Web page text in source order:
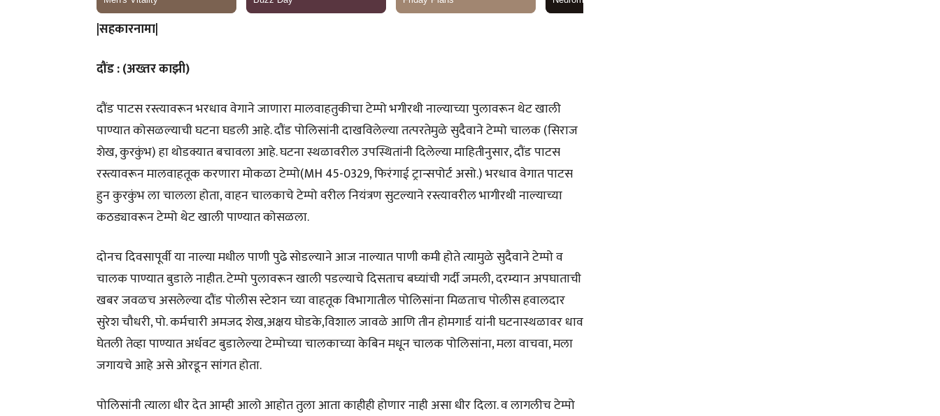
|सहकारनामा|
दौंड : (अख्तर काझी)
दौंड पाटस रस्त्यावरून भरधाव वेगाने जाणारा मालवाहतुकीचा टेम्पो भगीरथी नाल्याच्या पुलावरून थेट खाली
पाण्यात कोसळल्याची घटना घडली आहे. दौंड पोलिसांनी दाखविलेल्या तत्परतेमुळे सुदैवाने टेम्पो चालक (सिराज
शेख, कुरकुंभ) हा थोडक्यात बचावला आहे. घटना स्थळावरील उपस्थितांनी दिलेल्या माहितीनुसार, दौंड पाटस
रस्त्यावरून मालवाहतूक करणारा मोकळा टेम्पो(MH 45-0329, फिरंगाई ट्रान्सपोर्ट असो.) भरधाव वेगात पाटस
हुन कुरकुंभ ला चालला होता, वाहन चालकाचे टेम्पो वरील नियंत्रण सुटल्याने रस्त्यावरील भागीरथी नाल्याच्या
कठड्यावरून टेम्पो थेट खाली पाण्यात कोसळला.
दोनच दिवसापूर्वी या नाल्या मधील पाणी पुढे सोडल्याने आज नाल्यात पाणी कमी होते त्यामुळे सुदैवाने टेम्पो व
चालक पाण्यात बुडाले नाहीत. टेम्पो पुलावरून खाली पडल्याचे दिसताच बघ्यांची गर्दी जमली, दरम्यान अपघाताची
खबर जवळच असलेल्या दौंड पोलीस स्टेशन च्या वाहतूक विभागातील पोलिसांना मिळताच पोलीस हवालदार
सुरेश चौधरी, पो. कर्मचारी अमजद शेख,अक्षय घोडके,विशाल जावळे आणि तीन होमगार्ड यांनी घटनास्थळावर धाव
घेतली तेव्हा पाण्यात अर्धवट बुडालेल्या टेम्पोच्या चालकाच्या केबिन मधून चालक पोलिसांना, मला वाचवा, मला
जगायचे आहे असे ओरडून सांगत होता.
पोलिसांनी त्याला धीर देत आम्ही आलो आहोत तुला आता काहीही होणार नाही असा धीर दिला. व लागलीच टेम्पो